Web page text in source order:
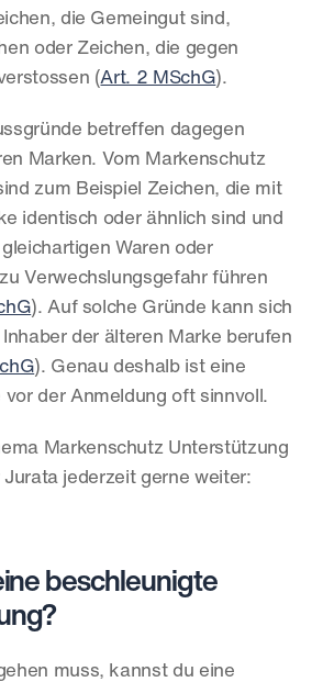
die Gemeingut sind,
oder Zeichen, die gegen
(Art. 2 MSchG).
betreffen dagegen
Marken. Vom Markenschutz
zum Beispiel Zeichen, die mit
identisch oder ähnlich sind und
Waren oder
Verwechslungsgefahr führen
). Auf solche Gründe kann sich
der älteren Marke berufen
). Genau deshalb ist eine
vor der Anmeldung oft sinnvoll.
Markenschutz Unterstützung
beschleunigte
muss, kannst du eine